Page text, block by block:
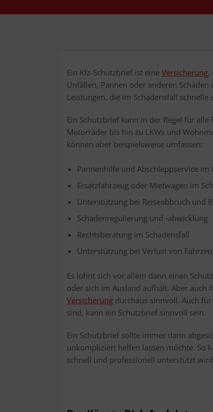
Ein Kfz-Schutz­brief ist eine Ver­si­che­rung,
Unfäl­len, Pan­nen oder ande­ren
Leis­tun­gen, die im Scha­dens­fall
Ein Schutz­brief kann in der Regel für
Motor­rä­der bis hin zu LKWs und
kön­nen aber bei­spiels­wei­se umfassen:
Pan­nen­hil­fe und Abschlepp­ser­vice im
Ersatz­fahr­zeug oder Miet­wa­gen im
Unter­stüt­zung bei Rei­se­ab­bruch und
Scha­den­re­gu­lie­rung und ‑abwick­lung
Rechts­be­ra­tung im Schadensfall
Unter­stüt­zung bei Ver­lust von
Es lohnt sich vor allem dann einen
oder sich im Aus­land auf­hält. Aber auch
Ver­si­che­rung durch­aus sinn­voll. Auch
sind, kann ein Schutz­brief sinn­voll sein.
Ein Schutz­brief soll­te immer dann
unkom­pli­ziert hel­fen las­sen möch­te. So
schnell und pro­fes­sio­nell unter­stützt